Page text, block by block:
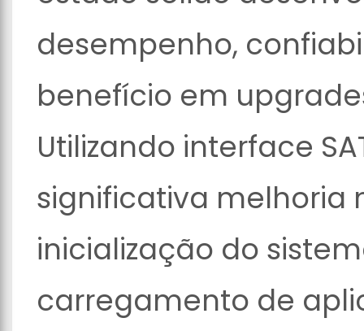
desempenho,
benefício em
Utilizando interface
significativa melhoria
inicialização do
carregamento de